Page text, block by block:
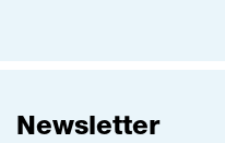
Newsletter